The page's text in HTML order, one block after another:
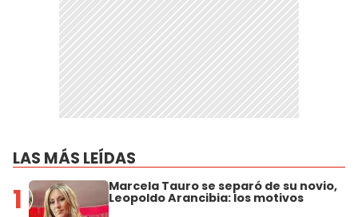
LAS MÁS LEÍDAS
1 Marcela Tauro se separó de su novio,
Leopoldo Arancibia: los motivos